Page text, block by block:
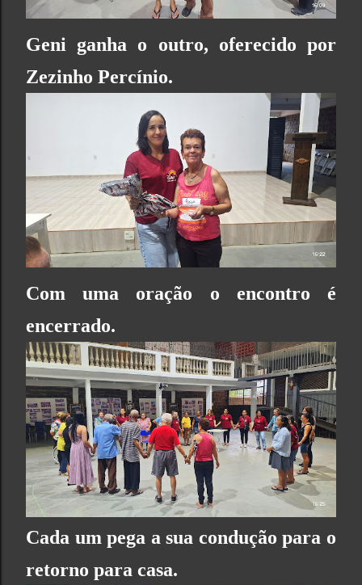
Geni ganha o outro, oferecido por
Zezinho Percínio.
Com uma oração o encontro é
encerrado.
Cada um pega a sua condução para o
retorno para casa.